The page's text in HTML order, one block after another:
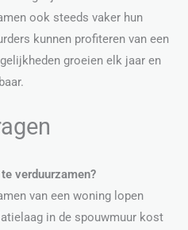
ook steeds vaker hun
kunnen profiteren van een
groeien elk jaar en
verduurzamen?
van een woning lopen
in de spouwmuur kost